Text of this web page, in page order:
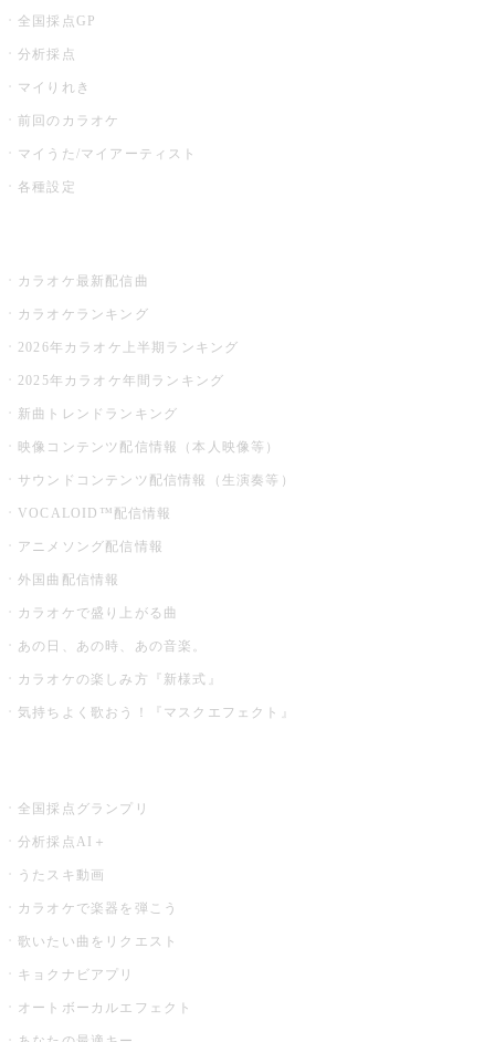
全国採点GP
分析採点
マイりれき
前回のカラオケ
マイうた/マイアーティスト
各種設定
カラオケ最新配信曲
カラオケランキング
2026年カラオケ上半期ランキング
2025年カラオケ年間ランキング
新曲トレンドランキング
映像コンテンツ配信情報（本人映像等）
サウンドコンテンツ配信情報（生演奏等）
VOCALOID™配信情報
アニメソング配信情報
外国曲配信情報
カラオケで盛り上がる曲
あの日、あの時、あの音楽。
カラオケの楽しみ方『新様式』
気持ちよく歌おう！『マスクエフェクト』
全国採点グランプリ
分析採点AI＋
うたスキ動画
カラオケで楽器を弾こう
歌いたい曲をリクエスト
キョクナビアプリ
オートボーカルエフェクト